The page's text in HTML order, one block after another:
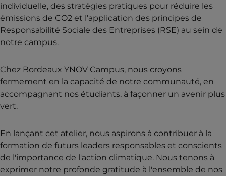
individuelle, des stratégies pratiques pour réduire les
émissions de CO2 et l'application des principes de
Responsabilité Sociale des Entreprises (RSE) au sein de
notre campus.
Chez Bordeaux YNOV Campus, nous croyons
fermement en la capacité de notre communauté, en
accompagnant nos étudiants, à façonner un avenir plus
vert.
En lançant cet atelier, nous aspirons à contribuer à la
formation de futurs leaders responsables et conscients
de l'importance de l'action climatique. Nous tenons à
exprimer notre profonde gratitude à l'ensemble de nos